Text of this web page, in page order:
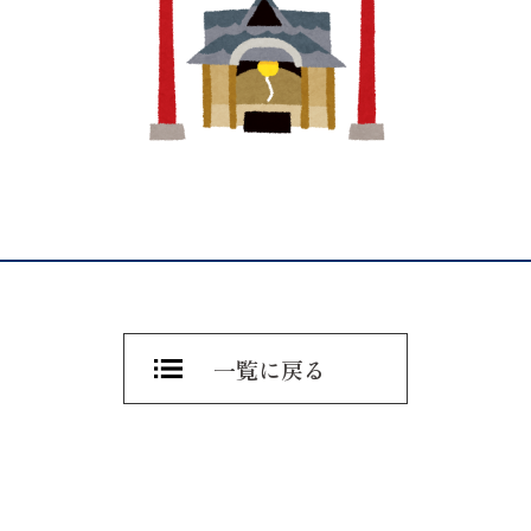
一覧に戻る